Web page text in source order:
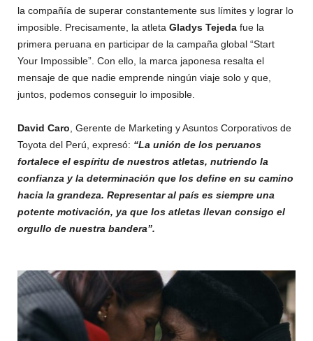
la compañía de superar constantemente sus límites y lograr lo
imposible. Precisamente, la atleta Gladys Tejeda fue la
primera peruana en participar de la campaña global “Start
Your Impossible”. Con ello, la marca japonesa resalta el
mensaje de que nadie emprende ningún viaje solo y que,
juntos, podemos conseguir lo imposible.
David Caro , Gerente de Marketing y Asuntos Corporativos de
Toyota del Perú, expresó: “La unión de los peruanos
fortalece el espíritu de nuestros atletas, nutriendo la
confianza y la determinación que los define en su camino
hacia la grandeza. Representar al país es siempre una
potente motivación, ya que los atletas llevan consigo el
orgullo de nuestra bandera”.